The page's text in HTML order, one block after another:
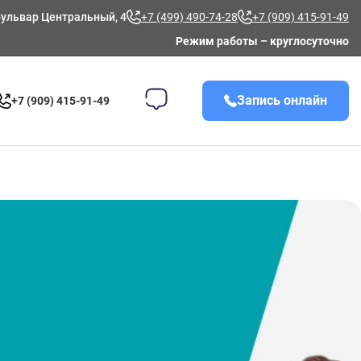
Центральный, 4 +7 (499) 490-74-28
+7 (909) 415-91-49
Режим работы – круглосуточно
+7 (909) 415-91-49 Запись онлайн